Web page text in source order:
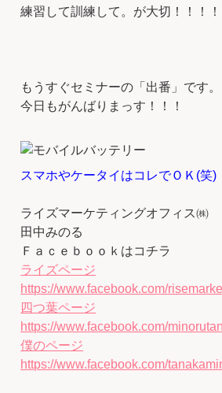
練習して訓練して。が大切！！！！
もうすぐセミナーの「出番」です。
今日もがんばりまっす！！！
スマホやケータイはコレでＯＫ(笑)
ライズマーケティングオフィス㈱
田中みのる
Ｆａｃｅｂｏｏｋはコチラ
ライズページ
https://www.facebook.com/
四つ葉ページ
https://www.facebook.com/
僕のページ
https://www.facebook.com/